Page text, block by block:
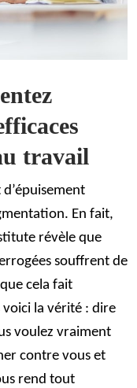
travail
En fait,
révèle que
souffrent de
cela fait
la vérité : dire
voulez vraiment
contre vous et
rend tout